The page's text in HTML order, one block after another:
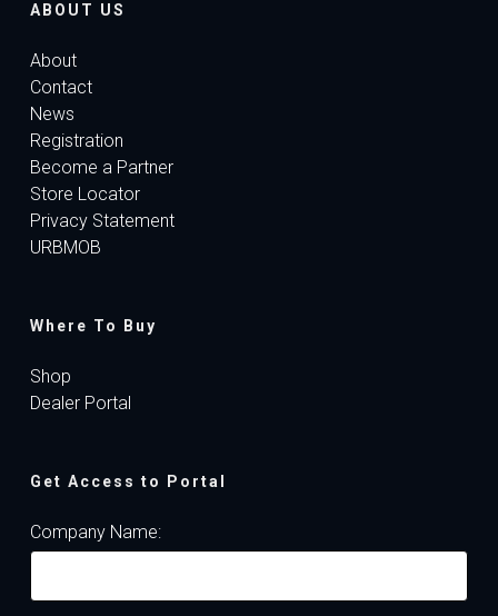
ABOUT US
About
Contact
News
Registration
Become a Partner
Store Locator
Privacy Statement
URBMOB
Where To Buy
Shop
Dealer Portal
Get Access to Portal
Company Name: